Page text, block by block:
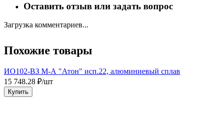
Оставить отзыв или задать вопрос
Загрузка комментариев...
Похожие товары
ИО102-ВЗ М-А "Атон" исп.22, алюминиевый сплав
15 748.28 ₽/шт
Купить